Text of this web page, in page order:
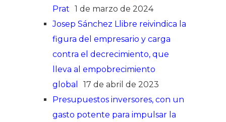
Prat 1 de marzo de 2024
Josep Sánchez Llibre reivindica la
figura del empresario y carga
contra el decrecimiento, que
lleva al empobrecimiento
global
17 de abril de 2023
Presupuestos inversores, con un
gasto potente para impulsar la